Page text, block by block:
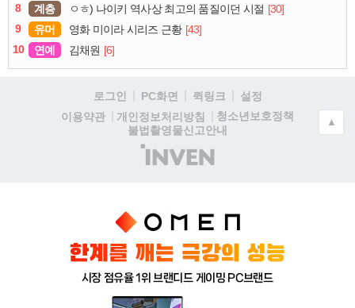
8
계층 ㅇㅎ) 나이키 역사상 최고의 품질이던 시절 [30]
9
유머 영화 미이라 시리즈 근황 [43]
10
연예 김채원 [6]
로그인 PC화면 퀵링크
설정
이용약관
개인정보처리방침
청소년보호정책
불법촬영물신고안내
(주)
인
▲